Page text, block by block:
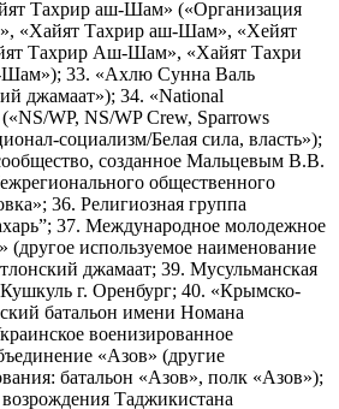
Тахрир аш-Шам» («Организация
«Хайят Тахрир аш-Шам», «Хейят
Тахрир Аш-Шам», «Хайят Тахри
33. «Ахлю Сунна Валь
джамаат»); 34. «National
WP, NS/WP Crew, Sparrows
социализм/Белая сила, власть»);
созданное Мальцевым В.В.
общественного
36. Религиозная группа
37. Международное молодежное
используемое наименование
джамаат; 39. Мусульманская
г. Оренбург; 40. «Крымско-
батальон имени Номана
военизированное
«Азов» (другие
батальон «Азов», полк «Азов»);
Таджикистана